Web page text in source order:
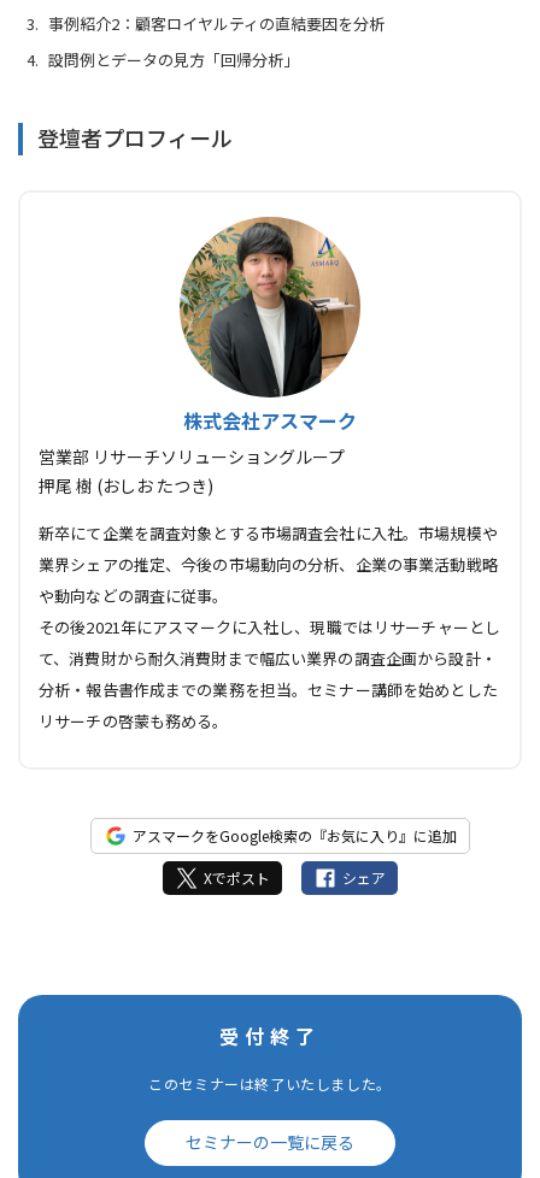
事例紹介2：顧客ロイヤルティの直結要因を分析
設問例とデータの見方「回帰分析」
登壇者プロフィール
株式会社アスマーク
営業部 リサーチソリューショングループ
押尾 樹 (おしお たつき)
新卒にて企業を調査対象とする市場調査会社に入社。市場規模や
業界シェアの推定、今後の市場動向の分析、企業の事業活動戦略
や動向などの調査に従事。
その後2021年にアスマークに入社し、現職ではリサーチャーとし
て、消費財から耐久消費財まで幅広い業界の調査企画から設計・
分析・報告書作成までの業務を担当。セミナー講師を始めとした
リサーチの啓蒙も務める。
アスマークをGoogle検索の『お気に入り』に追加
Xでポスト シェア
受付終了
このセミナーは終了いたしました。
セミナーの一覧に戻る